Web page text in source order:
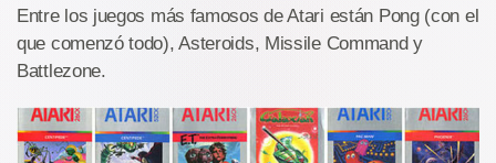
Entre los juegos más famosos de Atari están Pong (con el
que comenzó todo), Asteroids, Missile Command y
Battlezone.